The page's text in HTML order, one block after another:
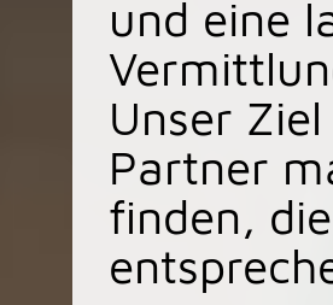
und eine
Unser
Partner
finden,